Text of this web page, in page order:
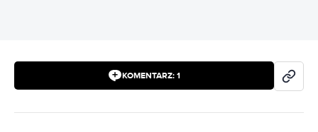
KOMENTARZ: 1